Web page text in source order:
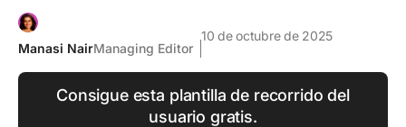
Manasi NairManaging Editor
10 de octubre de 2025
Consigue esta plantilla de recorrido del
usuario gratis.